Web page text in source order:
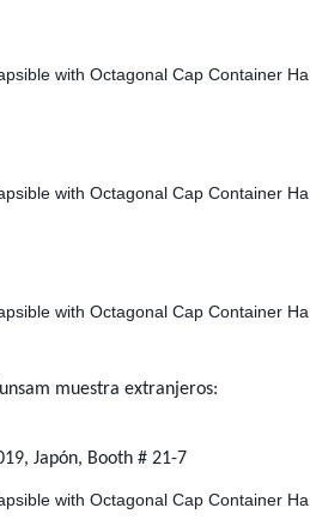
muestra extranjeros:
2019, Japón, Booth # 21-7 EBS